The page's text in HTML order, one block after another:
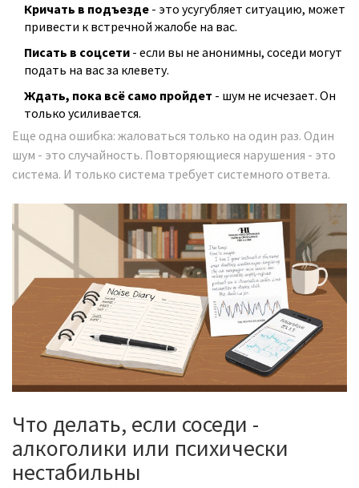
Кричать в подъезде - это усугубляет ситуацию, может
привести к встречной жалобе на вас.
Писать в соцсети - если вы не анонимны, соседи могут
подать на вас за клевету.
Ждать, пока всё само пройдет - шум не исчезает. Он
только усиливается.
Еще одна ошибка: жаловаться только на один раз. Один
шум - это случайность. Повторяющиеся нарушения - это
система. И только система требует системного ответа.
Что делать, если соседи -
алкоголики или психически
нестабильны